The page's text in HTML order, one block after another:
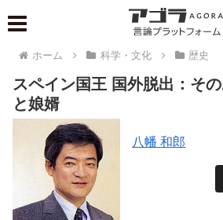
ホーム 科学・文化 歴史
スペイン国王 国外脱出：そ
と娘婿
八幡 和郎